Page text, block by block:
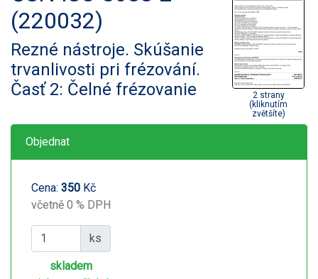
(220032)
Rezné nástroje. Skúšanie
trvanlivosti pri frézování.
Časť 2: Čelné frézovanie
2 strany
(kliknutím
zvětšíte)
Objednat
Cena: 350 Kč
včetně 0 % DPH
ks
skladem